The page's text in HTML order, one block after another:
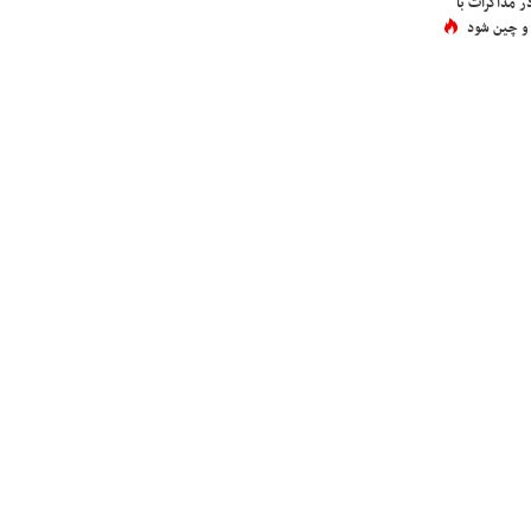
و چین شود